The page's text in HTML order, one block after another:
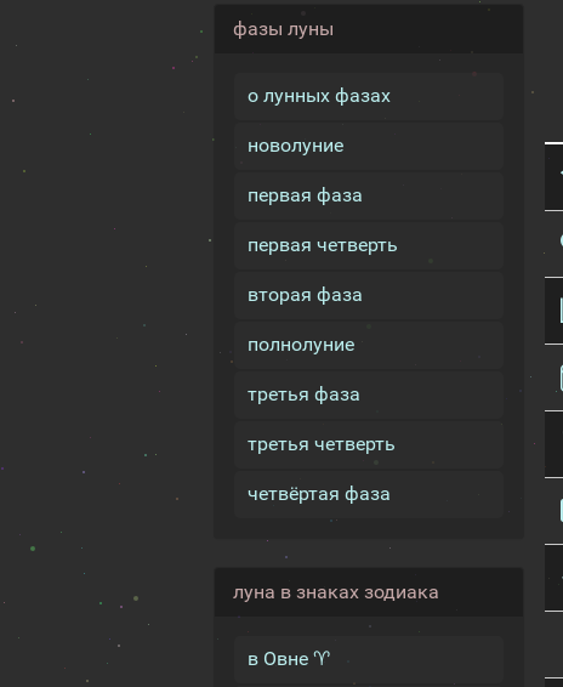
фазы луны
о лунных фазах
новолуние
первая фаза
первая четверть
вторая фаза
полнолуние
третья фаза
третья четверть
четвёртая фаза
луна в знаках зодиака
в Овне ♈